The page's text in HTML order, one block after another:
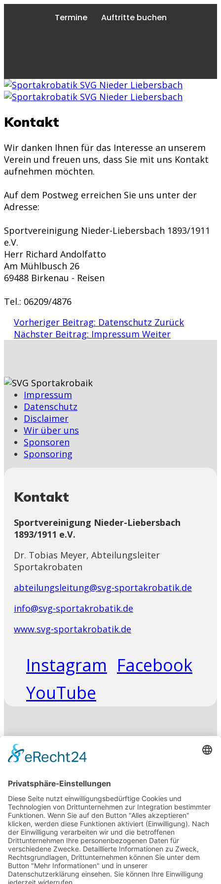
Termine Auftritte buchen
Kontakt
Wir danken Ihnen für das Interesse an unserem
Verein und freuen uns, dass Sie mit uns Kontakt
aufnehmen möchten.
Auf dem Postweg erreichen Sie uns unter der
Adresse:
Sportvereinigung Nieder-Liebersbach 1893/1911
e.V.
Herr Richard Andolfatto
Am Mühlbusch 26
69488 Birkenau - Reisen
Tel.: 06209/4876
Vorheriger Beitrag: Datenschutz Zurück
Nächster Beitrag: Impressum Weiter
Impressum
Datenschutz
Disclaimer
Wir über uns
Sponsoren
Sponsoring
Kontakt
Sportvereinigung Nieder-Liebersbach
1893/1911 e.V.
Dr. Tobias Meyer, Abteilungsleiter
Sportakrobaten
abteilungsleitung@svg-sportakrobatik.de
info@svg-sportakrobatik.de
www.svg-sportakrobatik.de
Instagram Facebook
YouTube
HSP
Ausschreibung
Anfahrt
Über Uns
Der Verein
Abteilungsleitung
Abt. Historie